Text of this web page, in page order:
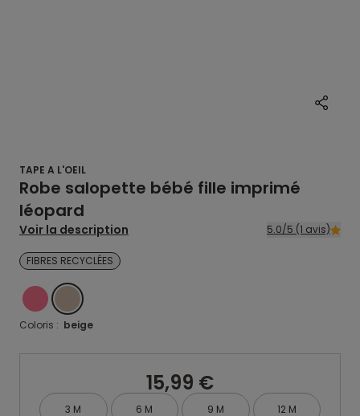
TAPE A L'OEIL
Robe salopette bébé fille imprimé
léopard
Voir la description 5.0/5 (1 avis)
FIBRES RECYCLÉES
ROSEBEIGE
Coloris : beige
15,99 €
3 M 6 M 9 M 12 M